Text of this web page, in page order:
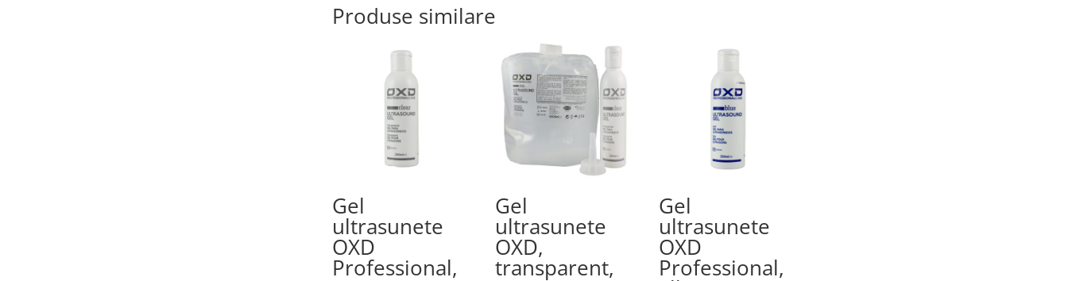
Produse similare
Gel
ultrasunete
OXD
Professional,
Gel
ultrasunete
OXD,
transparent,
Gel
ultrasunete
OXD
Professional,